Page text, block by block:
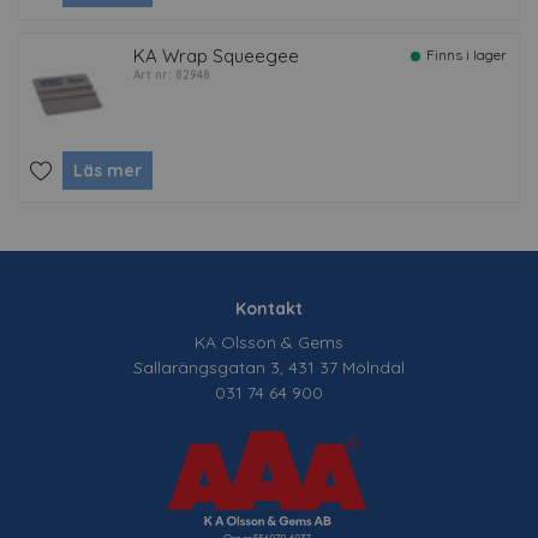
KA Wrap Squeegee
Art nr: 82948
Finns i lager
Läs mer
Kontakt
KA Olsson & Gems
Sallarängsgatan 3, 431 37 Mölndal
031 74 64 900